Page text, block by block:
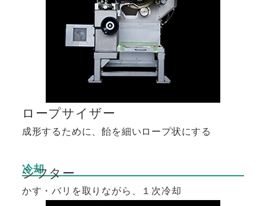
ロープサイザー
成形するために、飴を細いロープ状にする
冷却
シフター
かす・バリを取りながら、１次冷却